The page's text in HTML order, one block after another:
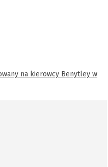
na kierowcy Benytley w